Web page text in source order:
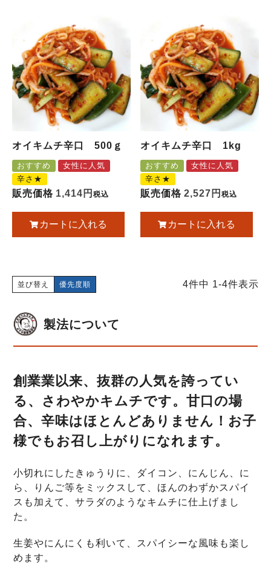
オイキムチ辛口 500ｇ
おすすめ
女性に人気
辛さ★
販売価格 1,414 税込
カートに入れる
オイキムチ辛口 1kg
おすすめ
女性に人気
辛さ★
販売価格 2,527 税込
カートに入れる
並び替え 優先度順 4件中 1-4件表示
製法について
創業業以来、抜群の人気を誇ってい
る、さわやかキムチです。甘口の場
合、辛味はほとんどありません！お子
様でもお召し上がりになれます。
小切れにしたきゅうりに、ダイコン、にんじん、に
ら、りんご等をミックスして、ほんのわずかスパイ
スも加えて、サラダのようなキムチに仕上げまし
た。
生姜やにんにくも利いて、スパイシーな風味も楽し
めます。